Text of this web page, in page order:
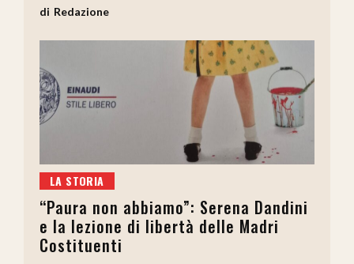
Redazione
LA STORIA
“Paura non abbiamo”: Serena Dandini
e la lezione di libertà delle Madri
Costituenti